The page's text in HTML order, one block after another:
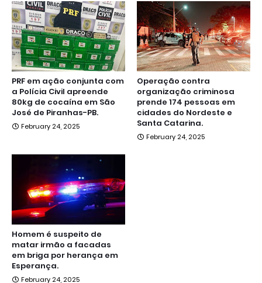
PRF em ação conjunta com
a Polícia Civil apreende
80kg de cocaína em São
José de Piranhas-PB.
February 24, 2025
Operação contra
organização criminosa
prende 174 pessoas em
cidades do Nordeste e
Santa Catarina.
February 24, 2025
Homem é suspeito de
matar irmão a facadas
em briga por herança em
Esperança.
February 24, 2025